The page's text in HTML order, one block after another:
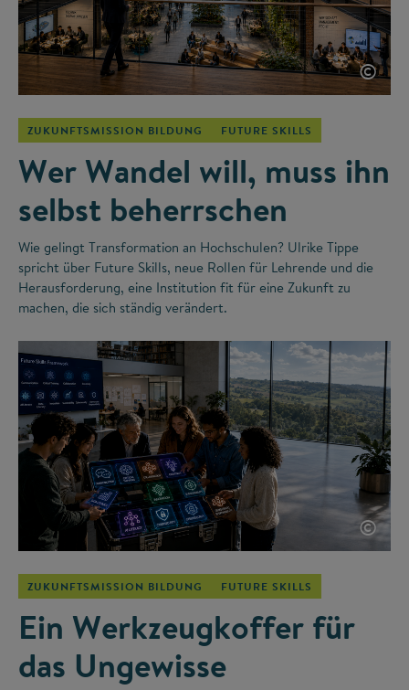
©
ZUKUNFTSMISSION BILDUNG FUTURE SKILLS
Wer Wandel will, muss ihn
selbst beherrschen
Wie gelingt Transformation an Hochschulen? Ulrike Tippe
spricht über Future Skills, neue Rollen für Lehrende und die
Herausforderung, eine Institution fit für eine Zukunft zu
machen, die sich ständig verändert.
©
ZUKUNFTSMISSION BILDUNG FUTURE SKILLS
Ein Werkzeugkoffer für
das Ungewisse